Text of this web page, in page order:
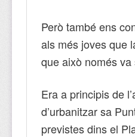
Però també ens
als més joves que
que això només
Era a principis de
d’urbanitzar sa
previstes dins el